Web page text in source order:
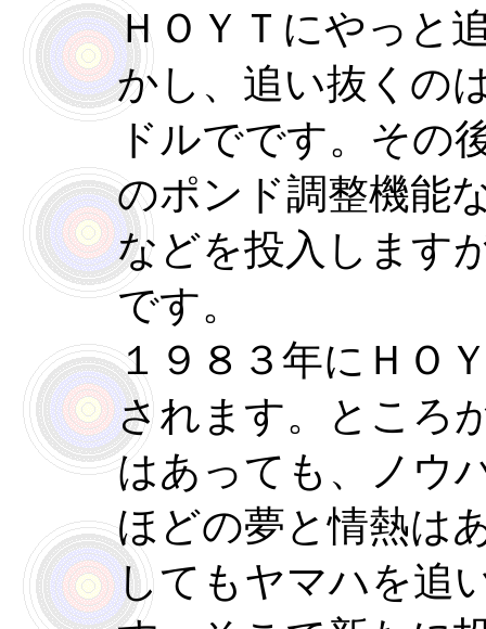
ＨＯＹＴにやっと
かし、追い抜くの
ドルでです。その
のポンド調整機能
などを投入します
です。
１９８３年にＨＯ
されます。ところ
はあっても、ノウ
ほどの夢と情熱は
してもヤマハを追